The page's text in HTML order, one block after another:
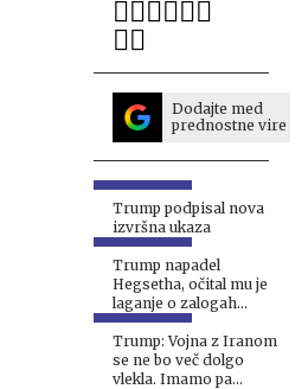
Dodajte med
prednostne vire
Trump podpisal nova
izvršna ukaza
Trump napadel
Hegsetha, očital mu je
laganje o zalogah
streliva
Trump: Vojna z Iranom
se ne bo več dolgo
vlekla. Imamo pa